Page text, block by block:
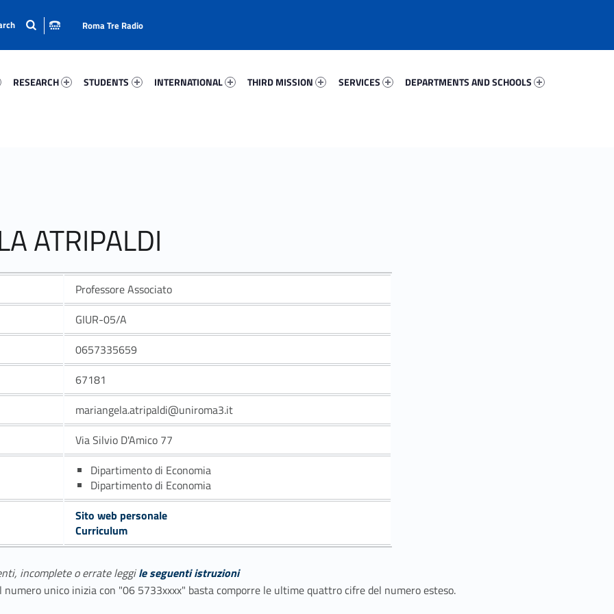
RESEARCH
STUDENTS
INTERNATIONAL
THIRD MISSION
SERVICES
DEPARTMENTS AND SCHOOLS
Roma Tre Radio
ATRIPALDI
Professore Associato
GIUR-05/A
0657335659
67181
mariangela.atripaldi@uniroma3.it
Via Silvio D'Amico 77
Dipartimento di Economia
Dipartimento di Economia
Sito web personale
Curriculum
incomplete o errate leggile seguenti istruzioni
unico inizia con "06 5733xxxx" basta comporre le ultime quattro cifre del numero esteso.